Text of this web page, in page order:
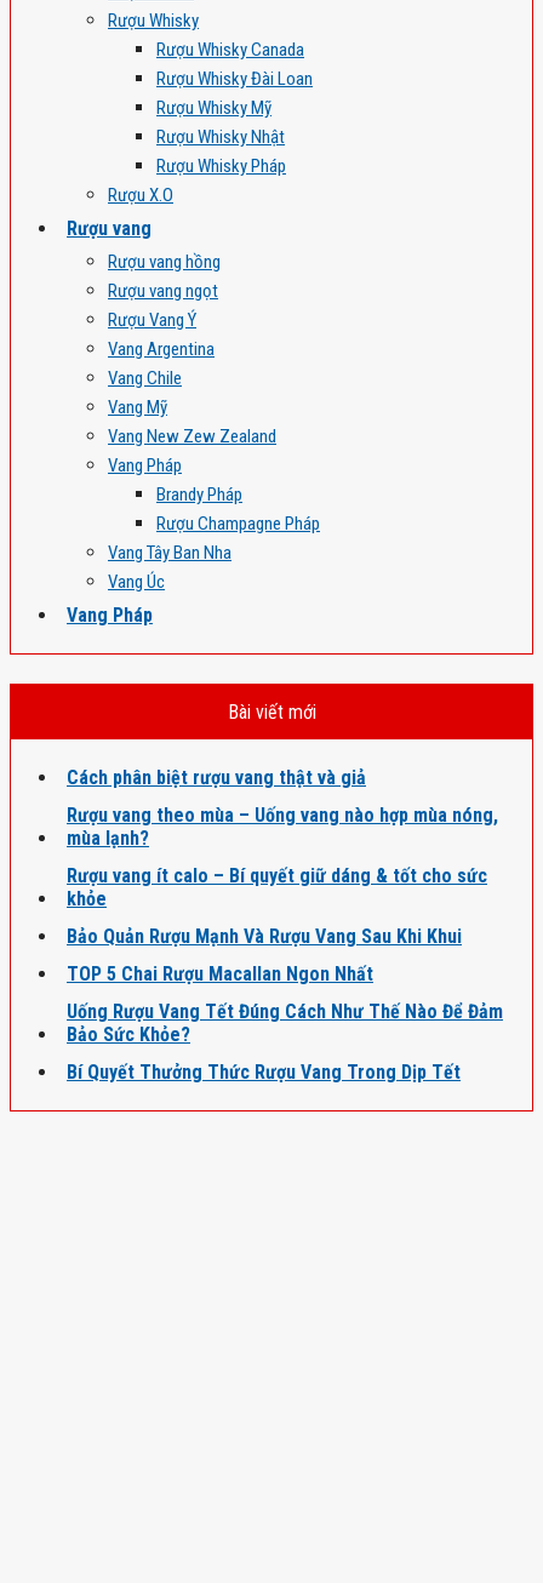
Rượu Whisky
Rượu Whisky Canada
Rượu Whisky Đài Loan
Rượu Whisky Mỹ
Rượu Whisky Nhật
Rượu Whisky Pháp
Rượu X.O
Rượu vang
Rượu vang hồng
Rượu vang ngọt
Rượu Vang Ý
Vang Argentina
Vang Chile
Vang Mỹ
Vang New Zew Zealand
Vang Pháp
Brandy Pháp
Rượu Champagne Pháp
Vang Tây Ban Nha
Vang Úc
Vang Pháp
Bài viết mới
Cách phân biệt rượu vang thật và giả
Rượu vang theo mùa – Uống vang nào hợp mùa nóng,
mùa lạnh?
Rượu vang ít calo – Bí quyết giữ dáng & tốt cho sức
khỏe
Bảo Quản Rượu Mạnh Và Rượu Vang Sau Khi Khui
TOP 5 Chai Rượu Macallan Ngon Nhất
Uống Rượu Vang Tết Đúng Cách Như Thế Nào Để Đảm
Bảo Sức Khỏe?
Bí Quyết Thưởng Thức Rượu Vang Trong Dịp Tết